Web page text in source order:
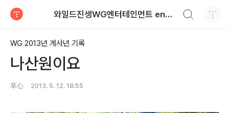
와일드진생WG엔터테인먼트 entertainment
WG 2013년 계사년 기록
나산원이요
草心 2013. 5. 12. 18:55